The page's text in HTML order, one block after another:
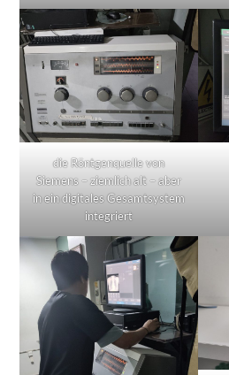
die Röntgenquelle von
Siemens – ziemlich alt – aber
in ein digitales Gesamtsystem
integriert